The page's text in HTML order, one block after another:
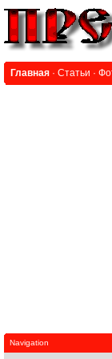
Главная · Статьи ·
Navigation